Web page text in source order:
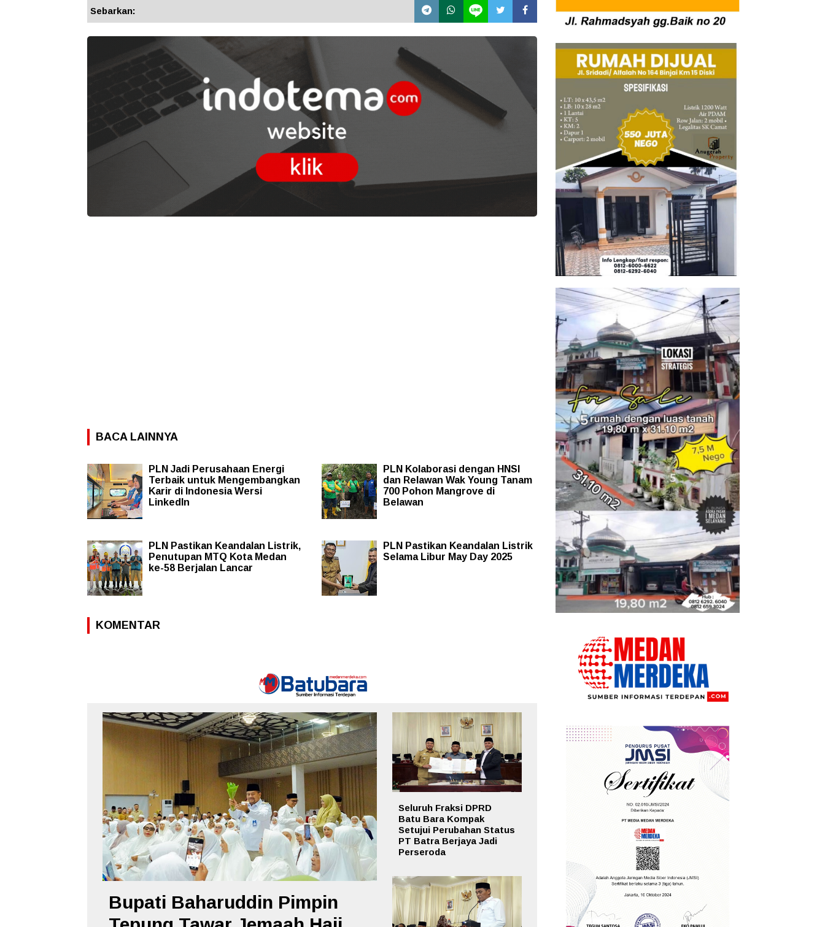
Sebarkan:
BACA LAINNYA
PLN Jadi Perusahaan Energi
Terbaik untuk Mengembangkan
Karir di Indonesia Wersi
LinkedIn
PLN Kolaborasi dengan HNSI
dan Relawan Wak Young Tanam
700 Pohon Mangrove di
Belawan
PLN Pastikan Keandalan Listrik,
Penutupan MTQ Kota Medan
ke-58 Berjalan Lancar
PLN Pastikan Keandalan Listrik
Selama Libur May Day 2025
KOMENTAR
Bupati Baharuddin Pimpin
Seluruh Fraksi DPRD
Batu Bara Kompak
Setujui Perubahan Status
PT Batra Berjaya Jadi
Perseroda